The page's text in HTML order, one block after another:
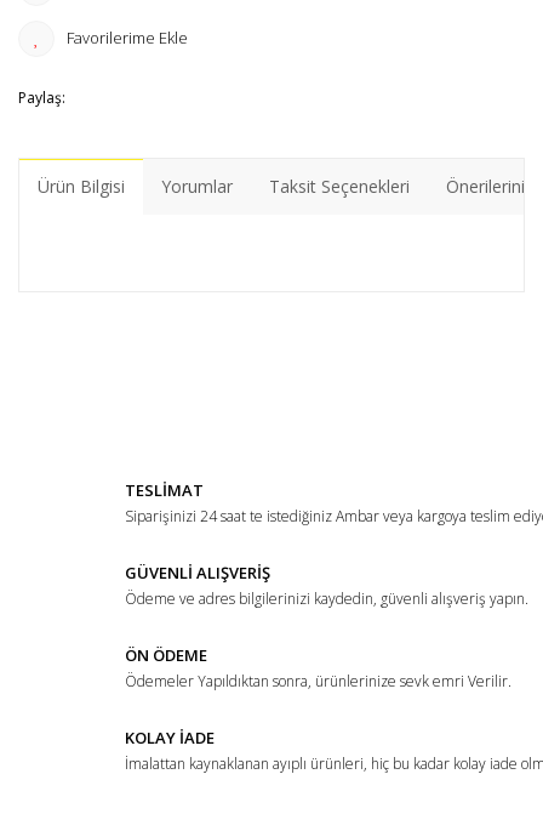
Paylaş:
Ürün Bilgisi Yorumlar Taksit Seçenekleri Önerileriniz
Ürün açıklamasında eksik bilgiler bulunuyor.
Ürün fiyatı diğer sitelerden daha pahalı.
Bu ürüne benzer farklı alternatifler olmalı.
Gönder
TESLİMAT
Siparişinizi 24 saat te istediğiniz Ambar veya kargoya teslim
GÜVENLİ ALIŞVERİŞ
Ödeme ve adres bilgilerinizi kaydedin, güvenli alışveriş yapın.
ÖN ÖDEME
Ödemeler Yapıldıktan sonra, ürünlerinize sevk emri Verilir.
KOLAY İADE
İmalattan kaynaklanan ayıplı ürünleri, hiç bu kadar kolay iade